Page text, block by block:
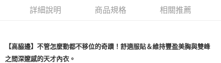
每筆NT$80，滿NT$1,500(含以上)免運費
<無合作配送請勿選取>付款後萊爾富取貨
詳細說明 商品規格 相關推薦
【高脇邊】不管怎麼動都不移位的奇蹟！舒適服貼＆維持豐盈美胸與雙峰
之間深邃感的天才內衣。